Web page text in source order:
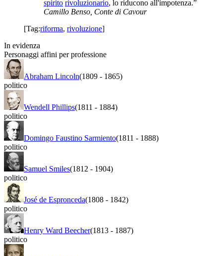
spirito rivoluzionario, lo riducono all'impotenza.”
Camillo Benso, Conte di Cavour
[Tag:riforma, rivoluzione]
In evidenza
Personaggi affini per professione
Abraham Lincoln(1809 - 1865)
politico
Wendell Phillips(1811 - 1884)
politico
Domingo Faustino Sarmiento(1811 - 1888)
politico
Samuel Smiles(1812 - 1904)
politico
José de Espronceda(1808 - 1842)
politico
Henry Ward Beecher(1813 - 1887)
politico